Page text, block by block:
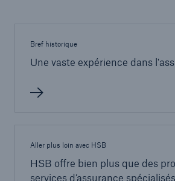
Bref historique
Une vaste expérience dans
Aller plus loin avec HSB
HSB offre bien plus que des
services d’assurance